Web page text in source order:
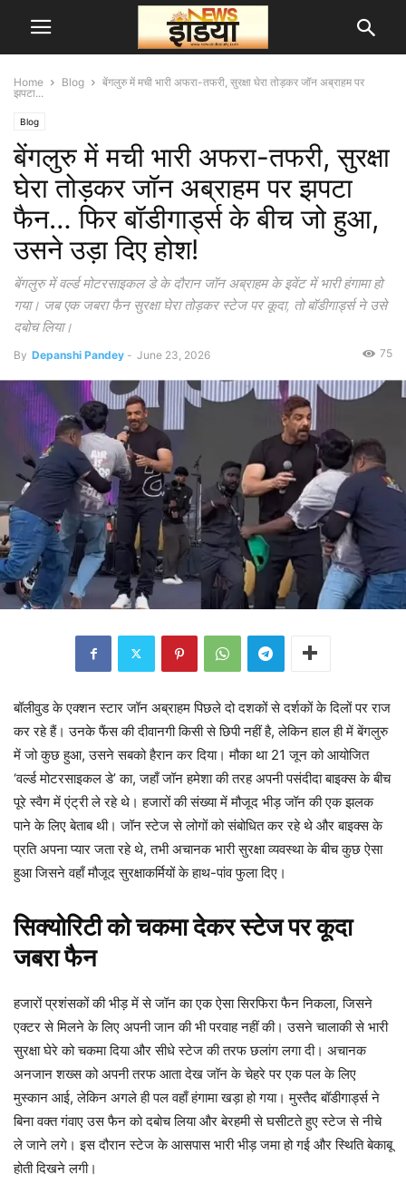
Home Blog
बेंगलुरु में मची भारी अफरा-तफरी, सुरक्षा घेरा तोड़कर जॉन अब्राहम पर
झपटा...
Blog
बेंगलुरु में मची भारी अफरा-तफरी, सुरक्षा
घेरा तोड़कर जॉन अब्राहम पर झपटा
फैन… फिर बॉडीगार्ड्स के बीच जो हुआ,
उसने उड़ा दिए होश!
बेंगलुरु में वर्ल्ड मोटरसाइकल डे के दौरान जॉन अब्राहम के इवेंट में भारी हंगामा हो
गया। जब एक जबरा फैन सुरक्षा घेरा तोड़कर स्टेज पर कूदा, तो बॉडीगार्ड्स ने उसे
दबोच लिया।
By Depanshi Pandey - June 23, 2026 75
बॉलीवुड के एक्शन स्टार जॉन अब्राहम पिछले दो दशकों से दर्शकों के दिलों पर राज
कर रहे हैं। उनके फैंस की दीवानगी किसी से छिपी नहीं है, लेकिन हाल ही में बेंगलुरु
में जो कुछ हुआ, उसने सबको हैरान कर दिया। मौका था 21 जून को आयोजित
‘वर्ल्ड मोटरसाइकल डे’ का, जहाँ जॉन हमेशा की तरह अपनी पसंदीदा बाइक्स के बीच
पूरे स्वैग में एंट्री ले रहे थे। हजारों की संख्या में मौजूद भीड़ जॉन की एक झलक
पाने के लिए बेताब थी। जॉन स्टेज से लोगों को संबोधित कर रहे थे और बाइक्स के
प्रति अपना प्यार जता रहे थे, तभी अचानक भारी सुरक्षा व्यवस्था के बीच कुछ ऐसा
हुआ जिसने वहाँ मौजूद सुरक्षाकर्मियों के हाथ-पांव फुला दिए।
सिक्योरिटी को चकमा देकर स्टेज पर कूदा
जबरा फैन
हजारों प्रशंसकों की भीड़ में से जॉन का एक ऐसा सिरफिरा फैन निकला, जिसने
एक्टर से मिलने के लिए अपनी जान की भी परवाह नहीं की। उसने चालाकी से भारी
सुरक्षा घेरे को चकमा दिया और सीधे स्टेज की तरफ छलांग लगा दी। अचानक
अनजान शख्स को अपनी तरफ आता देख जॉन के चेहरे पर एक पल के लिए
मुस्कान आई, लेकिन अगले ही पल वहाँ हंगामा खड़ा हो गया। मुस्तैद बॉडीगार्ड्स ने
बिना वक्त गंवाए उस फैन को दबोच लिया और बेरहमी से घसीटते हुए स्टेज से नीचे
ले जाने लगे। इस दौरान स्टेज के आसपास भारी भीड़ जमा हो गई और स्थिति बेकाबू
होती दिखने लगी।